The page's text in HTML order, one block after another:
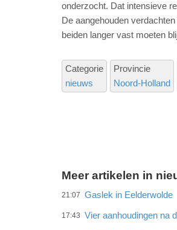
onderzocht. Dat intensieve
De aangehouden
beiden langer vast moeten
Categorie
nieuws
Provincie
Noord-Holland
Meer artikelen in
21:07 Gaslek in Eelderwolde
17:43 Vier aanhoudingen na